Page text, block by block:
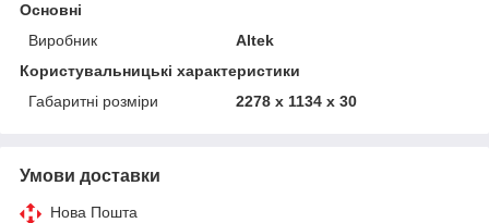
Основні
Виробник
Altek
Користувальницькі характеристики
Габаритні розміри
2278 x 1134 x 30
Умови доставки
Нова Пошта